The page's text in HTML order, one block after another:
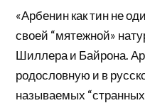
«Арбенин как тин не
своей “мятежной»
Шиллера и Байрона.
родословную и в
называемых